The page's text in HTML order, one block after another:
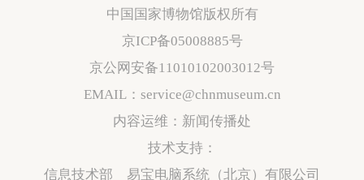
中国国家博物馆版权所有
京ICP备05008885号
京公网安备11010102003012号
EMAIL：service@chnmuseum.cn
内容运维：新闻传播处
技术支持：
信息技术部 易宝电脑系统（北京）有限公司